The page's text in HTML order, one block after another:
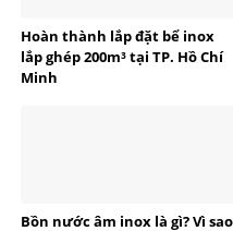
Hoàn thành lắp đặt bể inox
lắp ghép 200m³ tại TP. Hồ Chí
Minh
Bồn nước âm inox là gì? Vì sao